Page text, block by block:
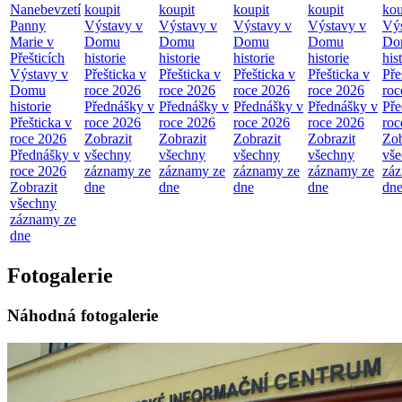
Nanebevzetí
Panny
Marie v
Přešticích
Výstavy v
Domu
historie
Přešticka v
roce 2026
Přednášky v
roce 2026
Zobrazit
všechny
záznamy ze
dne
koupit
Výstavy v
Domu
historie
Přešticka v
roce 2026
Přednášky v
roce 2026
Zobrazit
všechny
záznamy ze
dne
koupit
Výstavy v
Domu
historie
Přešticka v
roce 2026
Přednášky v
roce 2026
Zobrazit
všechny
záznamy ze
dne
koupit
Výstavy v
Domu
historie
Přešticka v
roce 2026
Přednášky v
roce 2026
Zobrazit
všechny
záznamy ze
dne
koupit
Výstavy v
Domu
historie
Přešticka v
roce 2026
Přednášky v
roce 2026
Zobrazit
všechny
záznamy ze
dne
dne
Fotogalerie
Náhodná fotogalerie